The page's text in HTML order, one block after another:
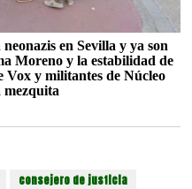
en Sevilla y ya son
Moreno y la estabilidad de
Vox y militantes de Núcleo
mezquita
consejero de justicia